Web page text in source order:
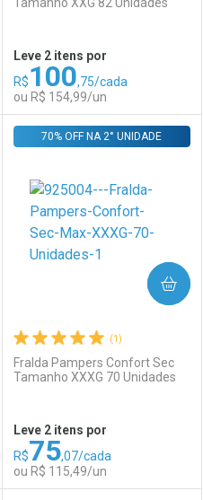
Comprar sem Desconto
Por R$ 114,99/cada
Comprar sem Desconto
Por R$ 114,99/cada
FECHAR
FECHAR
Leve 2 itens por
R$100,75/cada
ou R$ 154,99/un
Laboratório
Comprar sem Desconto
Por R$ 154,99/cada
Por Menos
Comprar sem Desconto
Por R$ 154,99/cada
(1)
Fralda Pampers Confort Sec
Tamanho XXXG 70 Unidades
70% OFF NA 2° UNIDADE
Leve 2 itens por
R$75,07/cada
ou R$ 115,49/un
COMPRAR